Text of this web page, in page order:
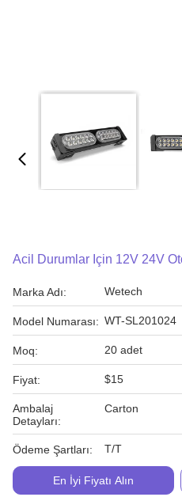
Acil Durumlar Için 12V 24V
Marka Adı: Wetech
Model Numarası: WT-SL201024
Moq: 20 adet
Fiyat: $15
Ambalaj
Detayları:
Carton
Ödeme Şartları: T/T
En İyi Fiyatı Alın